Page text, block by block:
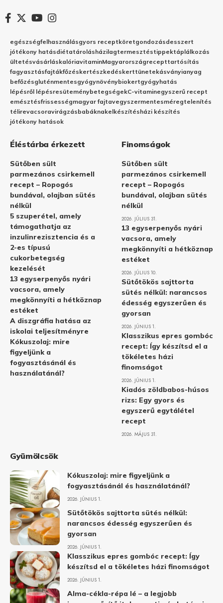
egészségfelhasználásgyors receptköretgondozásdesszert
jótékony hatásdiétatárolásházilagtermesztéstippektáplálkozás
ültetésvásárláskalóriavitaminMagyarországrecepttartósítás
fagyasztásfajtákfőzéskertészkedéskerttünetekásványianyag
befőzésgluténmentesgyógynövénybiokertgyógyhatás
lépésről lépésresüteménybetegségekC-vitaminegyszerű recept
emésztésfrissességmagyar fajtavegyszermentesméregtelenítés
télirevacsoravirágzásbabáknakelkészítésházi készítés
jótékony hatások
Éléstárba érkezett
Sütőben sült
parmezános csirkemell
recept – Ropogós
bundával, olajban sütés
nélkül
5 szuperétel, amely
támogathatja az
inzulinrezisztencia és a
2-es típusú
cukorbetegség
kezelését
13 egyserpenyős nyári
vacsora, amely
megkönnyíti a hétköznap
estéket
A diszgráfia hatása az
iskolai teljesítményre
Kókuszolaj: mire
figyeljünk a
fogyasztásánál és
használatánál?
Finomságok
Sütőben sült
parmezános csirkemell
recept – Ropogós
bundával, olajban sütés
nélkül
2026. JÚLIUS 31.
13 egyserpenyős nyári
vacsora, amely
megkönnyíti a hétköznap
estéket
2026. JÚLIUS 10.
Sütőtökös sajttorta
sütés nélkül: narancsos
édesség egyszerűen és
gyorsan
2026. JÚNIUS 1.
Klasszikus epres gombóc
recept: Így készítsd el a
tökéletes házi
finomságot
2026. JÚNIUS 1.
Kiadós zöldbabos-húsos
rizs: Egy gyors és
egyszerű egytálétel
recept
2026. MÁJUS 31.
Gyümölcsök
Kókuszolaj: mire figyeljünk a
fogyasztásánál és használatánál?
2026. JÚNIUS 1.
Sütőtökös sajttorta sütés nélkül:
narancsos édesség egyszerűen és
gyorsan
2026. JÚNIUS 1.
Klasszikus epres gombóc recept: Így
készítsd el a tökéletes házi finomságot
2026. JÚNIUS 1.
Alma-cékla-répa lé – a legjobb